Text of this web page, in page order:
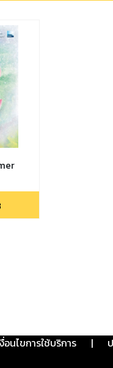
อนไขการใช้บริการ |